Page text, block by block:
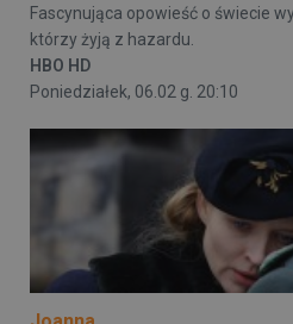
Fascynująca opowieść o świecie
którzy żyją z hazardu.
HBO HD
Poniedziałek, 06.02 g. 20:10